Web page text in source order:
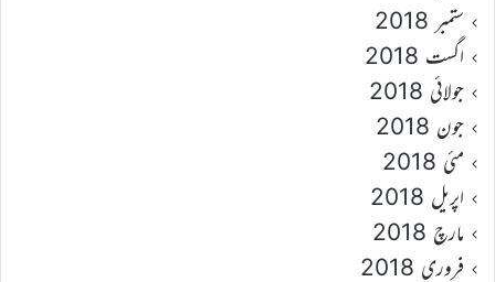
ستمبر 2018
اگست 2018
جولائی 2018
جون 2018
مئی 2018
اپریل 2018
مارچ 2018
فروری 2018